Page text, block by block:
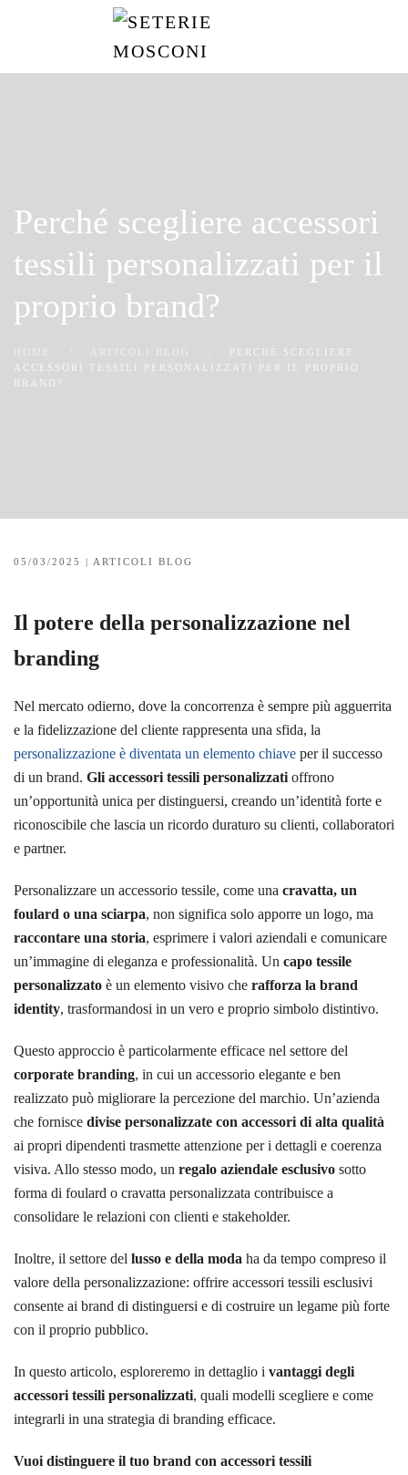
Perché scegliere accessori
tessili personalizzati per il
proprio brand?
HOME ARTICOLI BLOG
PERCHÉ SCEGLIERE
ACCESSORI TESSILI PERSONALIZZATI PER IL PROPRIO
BRAND?
05/03/2025 | ARTICOLI BLOG
Il potere della personalizzazione nel
branding
Nel mercato odierno, dove la concorrenza è sempre più agguerrita
e la fidelizzazione del cliente rappresenta una sfida, la
personalizzazione è diventata un elemento chiave per il successo
di un brand. Gli accessori tessili personalizzati offrono
un’opportunità unica per distinguersi, creando un’identità forte e
riconoscibile che lascia un ricordo duraturo su clienti, collaboratori
e partner.
Personalizzare un accessorio tessile, come una cravatta, un
foulard o una sciarpa, non significa solo apporre un logo, ma
raccontare una storia, esprimere i valori aziendali e comunicare
un’immagine di eleganza e professionalità. Un capo tessile
personalizzato è un elemento visivo che rafforza la brand
identity, trasformandosi in un vero e proprio simbolo distintivo.
Questo approccio è particolarmente efficace nel settore del
corporate branding, in cui un accessorio elegante e ben
realizzato può migliorare la percezione del marchio. Un’azienda
che fornisce divise personalizzate con accessori di alta qualità
ai propri dipendenti trasmette attenzione per i dettagli e coerenza
visiva. Allo stesso modo, un regalo aziendale esclusivo sotto
forma di foulard o cravatta personalizzata contribuisce a
consolidare le relazioni con clienti e stakeholder.
Inoltre, il settore del lusso e della moda ha da tempo compreso il
valore della personalizzazione: offrire accessori tessili esclusivi
consente ai brand di distinguersi e di costruire un legame più forte
con il proprio pubblico.
In questo articolo, esploreremo in dettaglio i vantaggi degli
accessori tessili personalizzati, quali modelli scegliere e come
integrarli in una strategia di branding efficace.
Vuoi distinguere il tuo brand con accessori tessili